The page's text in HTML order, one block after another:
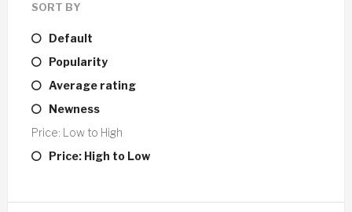
SORT BY
Default
Popularity
Average rating
Newness
Price: Low to High
Price: High to Low